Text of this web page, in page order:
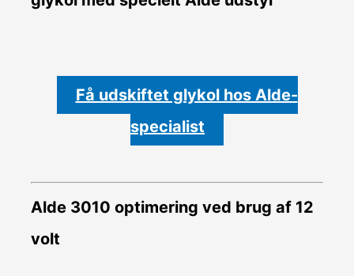
Få udskiftet glykol hos Alde-
specialist
Alde 3010 optimering ved brug af 12
volt